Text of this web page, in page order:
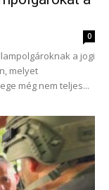
0
a jogi
melyet
még nem teljes...